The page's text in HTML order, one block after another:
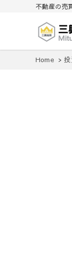
不動産の売
三
不動産の売
Home